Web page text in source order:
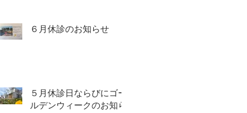
６月休診のお知らせ
５月休診日ならびにゴー
ルデンウィークのお知ら